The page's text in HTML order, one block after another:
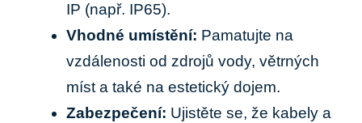
IP​ (např. ⁤IP65).
Vhodné umístění: ‍Pamatujte na
vzdálenosti od zdrojů vody, větrných
míst a také na estetický dojem.
Zabezpečení: Ujistěte se, že kabely a